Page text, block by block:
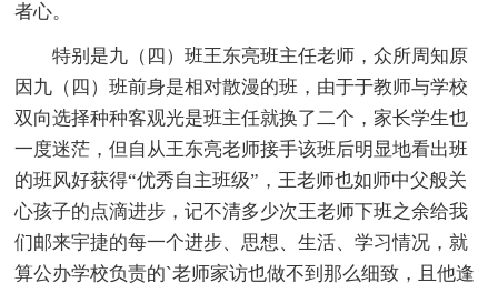
者心。
特别是九（四）班王东亮班主任老师，众所周知原
因九（四）班前身是相对散漫的班，由于于教师与学校
双向选择种种客观光是班主任就换了二个，家长学生也
一度迷茫，但自从王东亮老师接手该班后明显地看出班
的班风好获得“优秀自主班级”，王老师也如师中父般关
心孩子的点滴进步，记不清多少次王老师下班之余给我
们邮来宇捷的每一个进步、思想、生活、学习情况，就
算公办学校负责的`老师家访也做不到那么细致，且他逢